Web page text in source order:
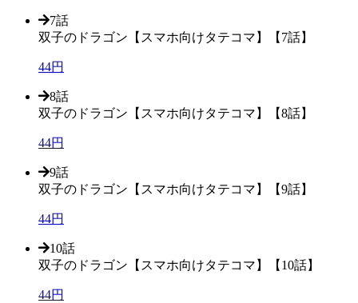
7話
双子のドラゴン【スマホ向けタテコマ】【7話】
44円
8話
双子のドラゴン【スマホ向けタテコマ】【8話】
44円
9話
双子のドラゴン【スマホ向けタテコマ】【9話】
44円
10話
双子のドラゴン【スマホ向けタテコマ】【10話】
44円